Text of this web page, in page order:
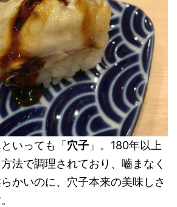
いっても「 穴子 」。180年以上
法で調理されており、嚙まなく
かいのに、穴子本来の美味しさ